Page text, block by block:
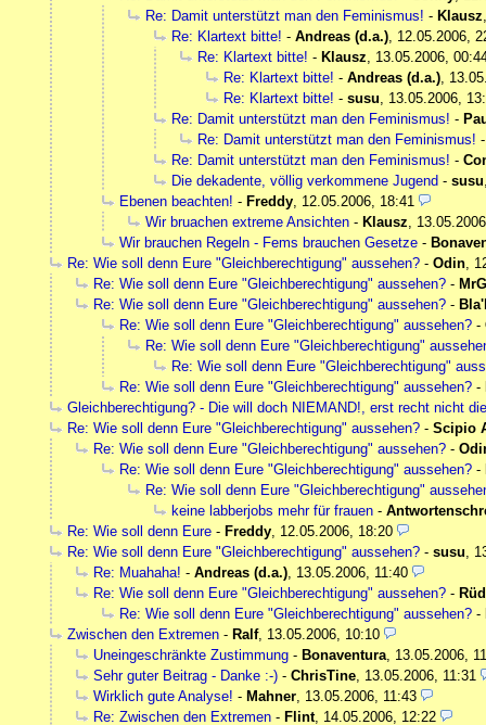
Re: Damit unterstützt man den Feminismus! - Klausz
Re: Klartext bitte! - Andreas (d.a.), 12.05.2006,
Re: Klartext bitte! - Klausz, 13.05.2006,
Re: Klartext bitte! - Andreas (d.a.),
Re: Klartext bitte! - susu, 13.05.2006,
Re: Damit unterstützt man den Feminismus! -
Re: Damit unterstützt man den Feminismus!
Re: Damit unterstützt man den Feminismus! -
Die dekadente, völlig verkommene Jugend - susu
Ebenen beachten! - Freddy, 12.05.2006, 18:41
Wir bruachen extreme Ansichten - Klausz,
Wir brauchen Regeln - Fems brauchen Gesetze -
Re: Wie soll denn Eure "Gleichberechtigung" aussehen? - Odin,
Re: Wie soll denn Eure "Gleichberechtigung" aussehen? -
Re: Wie soll denn Eure "Gleichberechtigung" aussehen? -
Re: Wie soll denn Eure "Gleichberechtigung" aussehen? -
Re: Wie soll denn Eure "Gleichberechtigung"
Re: Wie soll denn Eure "Gleichberechtigung"
Re: Wie soll denn Eure "Gleichberechtigung" aussehen? -
Gleichberechtigung? - Die will doch NIEMAND!, erst recht nicht
Re: Wie soll denn Eure "Gleichberechtigung" aussehen? - Scipio
Re: Wie soll denn Eure "Gleichberechtigung" aussehen? -
Re: Wie soll denn Eure "Gleichberechtigung" aussehen? -
Re: Wie soll denn Eure "Gleichberechtigung"
keine labberjobs mehr für frauen -
Re: Wie soll denn Eure - Freddy, 12.05.2006, 18:20
Re: Wie soll denn Eure "Gleichberechtigung" aussehen? - susu,
Re: Muahaha! - Andreas (d.a.), 13.05.2006, 11:40
Re: Wie soll denn Eure "Gleichberechtigung" aussehen? -
Re: Wie soll denn Eure "Gleichberechtigung" aussehen? -
Zwischen den Extremen - Ralf, 13.05.2006, 10:10
Uneingeschränkte Zustimmung - Bonaventura, 13.05.2006,
Sehr guter Beitrag - Danke :-) - ChrisTine, 13.05.2006, 11:31
Wirklich gute Analyse! - Mahner, 13.05.2006, 11:43
Re: Zwischen den Extremen - Flint, 14.05.2006, 12:22